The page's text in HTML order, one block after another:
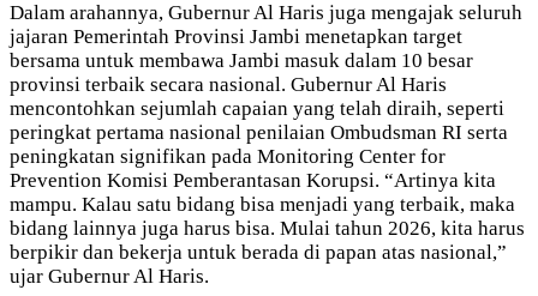
Dalam arahannya, Gubernur Al Haris juga mengajak seluruh
jajaran Pemerintah Provinsi Jambi menetapkan target
bersama untuk membawa Jambi masuk dalam 10 besar
provinsi terbaik secara nasional. Gubernur Al Haris
mencontohkan sejumlah capaian yang telah diraih, seperti
peringkat pertama nasional penilaian Ombudsman RI serta
peningkatan signifikan pada Monitoring Center for
Prevention Komisi Pemberantasan Korupsi. “Artinya kita
mampu. Kalau satu bidang bisa menjadi yang terbaik, maka
bidang lainnya juga harus bisa. Mulai tahun 2026, kita harus
berpikir dan bekerja untuk berada di papan atas nasional,”
ujar Gubernur Al Haris.